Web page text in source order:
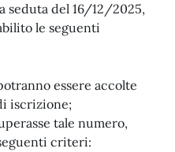
seduta del 16/12/2025,
le seguenti
essere accolte
iscrizione;
tale numero,
criteri: